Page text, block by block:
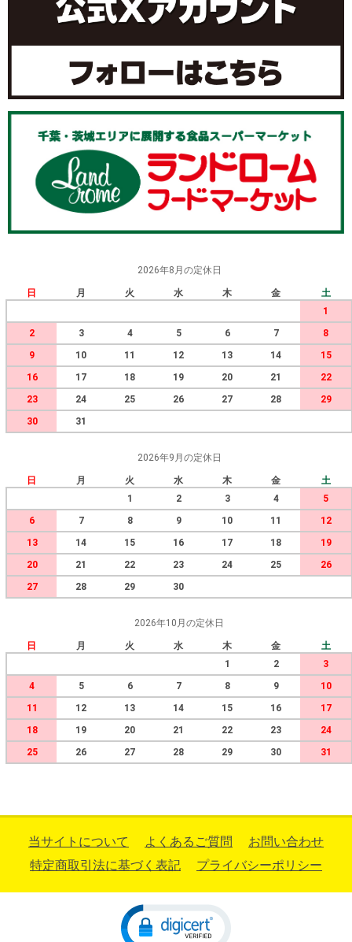
2026年8月の定休日
日 月 火 水 木 金
土
1
2
3 4 5 6 7
8
9
10 11 12 13 14
15
16
17 18 19 20 21
22
23
24 25 26 27 28
29
30
31
2026年9月の定休日
日 月 火 水 木 金
土
1
2 3 4
5
6
7 8 9 10 11
12
13
14 15 16 17 18
19
20
21 22 23 24 25
26
27
28 29 30
2026年10月の定休日
日 月 火 水 木 金
土
1
2
3
4
5 6 7 8 9
10
11
12 13 14 15 16
17
18
19 20 21 22 23
24
25
26 27 28 29 30 31
当サイトについて よくあるご質問
お問い合わせ
特定商取引法に基づく表記
プライバシーポリシー